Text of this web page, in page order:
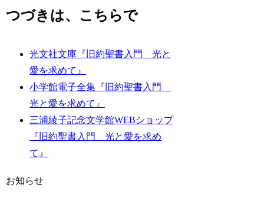
つづきは、こちらで
光文社文庫『旧約聖書入門 光と
愛を求めて』
小学館電子全集『旧約聖書入門
光と愛を求めて』
三浦綾子記念文学館WEBショップ
『旧約聖書入門 光と愛を求め
て』
お知らせ